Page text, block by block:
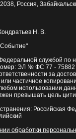
, Россия,
Н. В.
службой по
ЭЛ № ФС 77 - 75882
за
частичное
использовании
превышать цель
Российская
обработки